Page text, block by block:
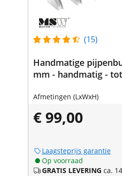
(15)
Handmatige
mm - handmatig -
Afmetingen (LxWxH)
€ 99,00
Laagsteprijs garantie
Op voorraad
GRATIS LEVERING ca.